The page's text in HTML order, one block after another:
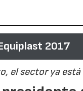
2017
el sector ya